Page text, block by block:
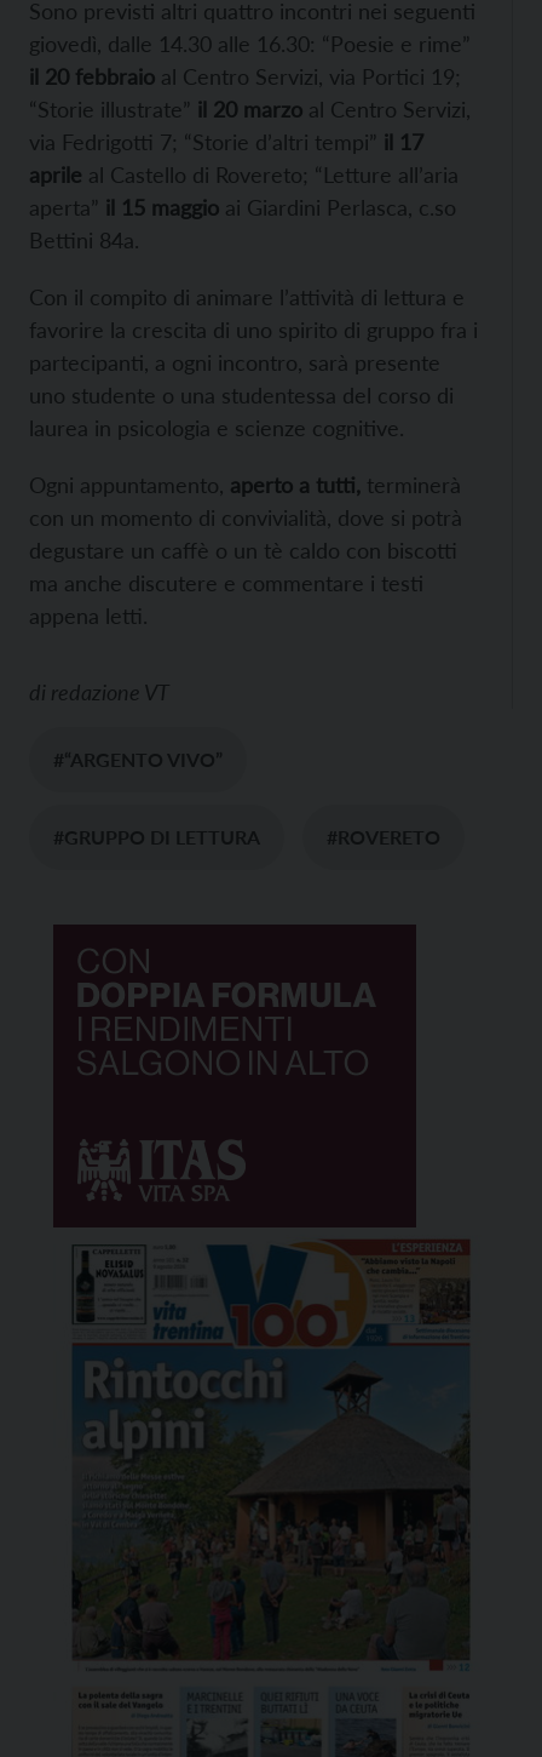
Sono previsti altri quattro incontri nei seguenti
giovedì, dalle 14.30 alle 16.30: “Poesie e rime”
il 20 febbraio al Centro Servizi, via Portici 19;
“Storie illustrate” il 20 marzo al Centro Servizi,
via Fedrigotti 7; “Storie d’altri tempi” il 17
aprile al Castello di Rovereto; “Letture all’aria
aperta” il 15 maggio ai Giardini Perlasca, c.so
Bettini 84a.
Con il compito di animare l’attività di lettura e
favorire la crescita di uno spirito di gruppo fra i
partecipanti, a ogni incontro, sarà presente
uno studente o una studentessa del corso di
laurea in psicologia e scienze cognitive.
Ogni appuntamento, aperto a tutti, terminerà
con un momento di convivialità, dove si potrà
degustare un caffè o un tè caldo con biscotti
ma anche discutere e commentare i testi
appena letti.
di redazione VT
#“ARGENTO VIVO”
#GRUPPO DI LETTURA #ROVERETO